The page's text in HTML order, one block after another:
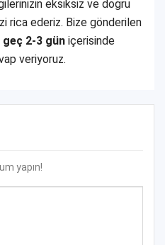
eksiksiz ve doğru
rica ederiz. Bize gönderilen
geç 2-3 gün içerisinde
veriyoruz.
yapın!